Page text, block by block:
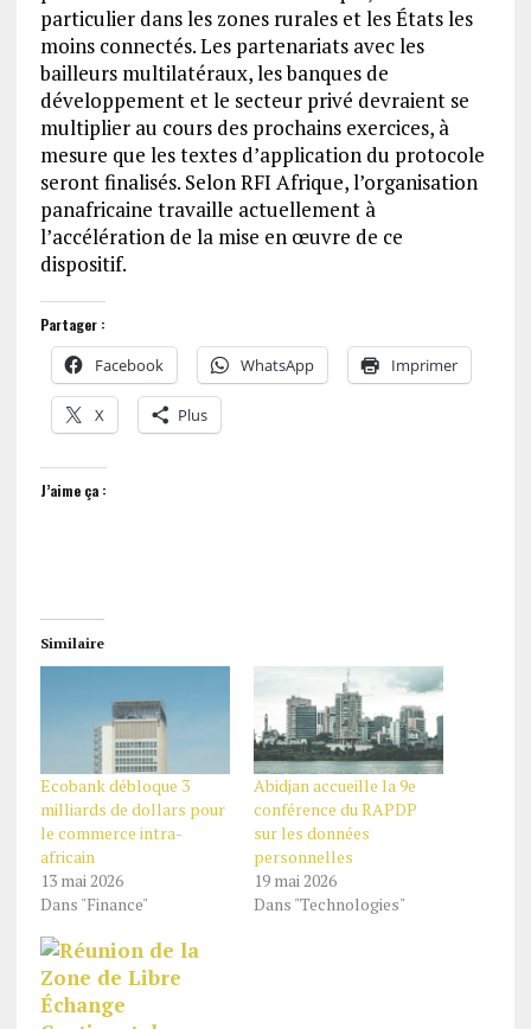
particulier dans les zones rurales et les États les
moins connectés. Les partenariats avec les
bailleurs multilatéraux, les banques de
développement et le secteur privé devraient se
multiplier au cours des prochains exercices, à
mesure que les textes d’application du protocole
seront finalisés. Selon RFI Afrique, l’organisation
panafricaine travaille actuellement à
l’accélération de la mise en œuvre de ce
dispositif.
Partager :
Facebook WhatsApp Imprimer
X Plus
J’aime ça :
Similaire
Ecobank débloque 3
milliards de dollars pour
le commerce intra-
africain
13 mai 2026
Dans "Finance"
Abidjan accueille la 9e
conférence du RAPDP
sur les données
personnelles
19 mai 2026
Dans "Technologies"